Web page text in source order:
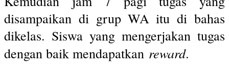
disampaikan di grup WA itu di bahas
dikelas. Siswa yang mengerjakan tugas
dengan baik mendapatkan reward.